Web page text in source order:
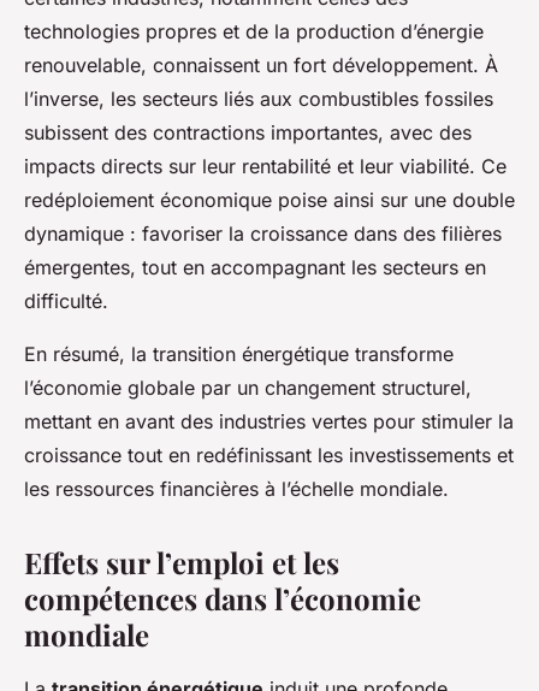
technologies propres et de la production d’énergie
renouvelable, connaissent un fort développement. À
l’inverse, les secteurs liés aux combustibles fossiles
subissent des contractions importantes, avec des
impacts directs sur leur rentabilité et leur viabilité. Ce
redéploiement économique poise ainsi sur une double
dynamique : favoriser la croissance dans des filières
émergentes, tout en accompagnant les secteurs en
difficulté.
En résumé, la transition énergétique transforme
l’économie globale par un changement structurel,
mettant en avant des industries vertes pour stimuler la
croissance tout en redéfinissant les investissements et
les ressources financières à l’échelle mondiale.
Effets sur l’emploi et les
compétences dans l’économie
mondiale